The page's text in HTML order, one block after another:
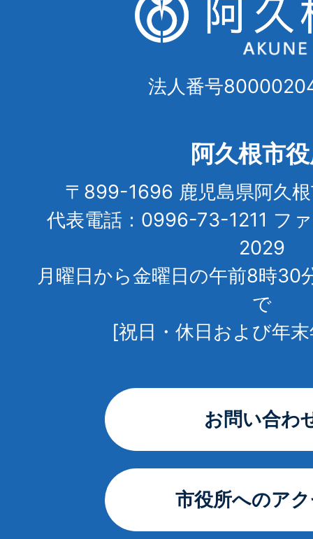
法人番号
阿久根市
〒899-1696 鹿児島県阿久
代表電話：0996-73-1211 フ
2029
月曜日から金曜日の午前8時30
で
[祝日・休日および年
お問い合わ
市役所へのア